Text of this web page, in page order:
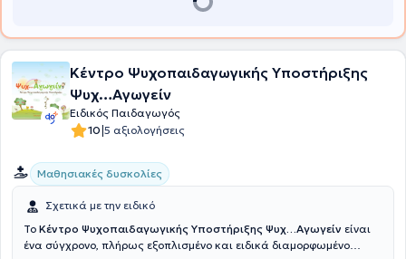
Κέντρο Ψυχοπαιδαγωγικής Υποστήριξης
Ψυχ…Αγωγείν
Ειδικός Παιδαγωγός
10|5 αξιολογήσεις
Μαθησιακές δυσκολίες
Σχετικά με την ειδικό
Το Κέντρο Ψυχοπαιδαγωγικής Υποστήριξης Ψυχ…Αγωγείν είναι
ένα σύγχρονο, πλήρως εξοπλισμένο και ειδικά διαμορφωμένο